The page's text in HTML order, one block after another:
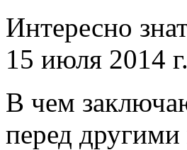
Интересно
15 июля 2014 г.
В чем
перед другими